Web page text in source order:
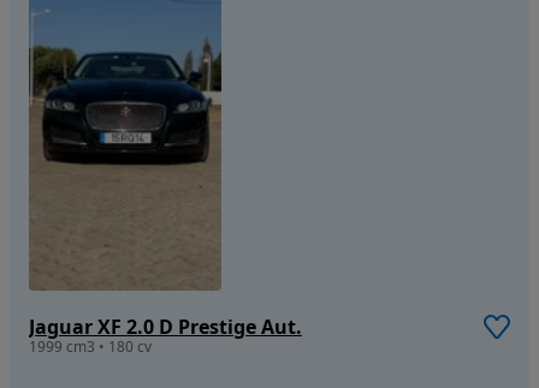
Jaguar XF 2.0 D Prestige Aut.
1999 cm3 • 180 cv